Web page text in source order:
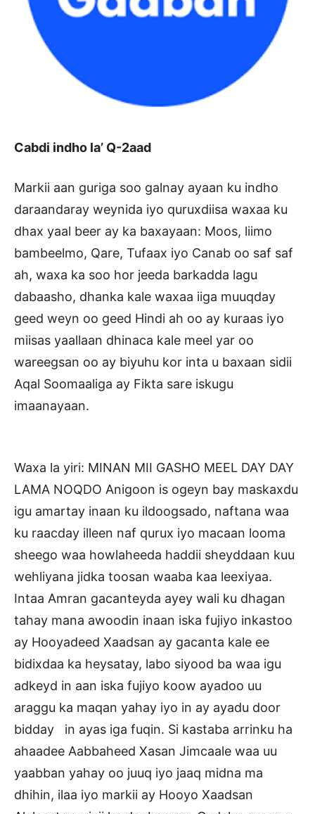
Cabdi indho la’ Q-2aad
Markii aan guriga soo galnay ayaan ku indho
daraandaray weynida iyo quruxdiisa waxaa ku
dhax yaal beer ay ka baxayaan: Moos, liimo
bambeelmo, Qare, Tufaax iyo Canab oo saf saf
ah, waxa ka soo hor jeeda barkadda lagu
dabaasho, dhanka kale waxaa iiga muuqday
geed weyn oo geed Hindi ah oo ay kuraas iyo
miisas yaallaan dhinaca kale meel yar oo
wareegsan oo ay biyuhu kor inta u baxaan sidii
Aqal Soomaaliga ay Fikta sare iskugu
imaanayaan.
Waxa la yiri: MINAN MII GASHO MEEL DAY DAY
LAMA NOQDO Anigoon is ogeyn bay maskaxdu
igu amartay inaan ku ildoogsado, naftana waa
ku raacday illeen naf qurux iyo macaan looma
sheego waa howlaheeda haddii sheyddaan kuu
wehliyana jidka toosan waaba kaa leexiyaa.
Intaa Amran gacanteyda ayey wali ku dhagan
tahay mana awoodin inaan iska fujiyo inkastoo
ay Hooyadeed Xaadsan ay gacanta kale ee
bidixdaa ka heysatay, labo siyood ba waa igu
adkeyd in aan iska fujiyo koow ayadoo uu
araggu ka maqan yahay iyo in ay ayadu door
bidday in ayas iga fuqin. Si kastaba arrinku ha
ahaadee Aabbaheed Xasan Jimcaale waa uu
yaabban yahay oo juuq iyo jaaq midna ma
dhihin, ilaa iyo markii ay Hooyo Xaadsan